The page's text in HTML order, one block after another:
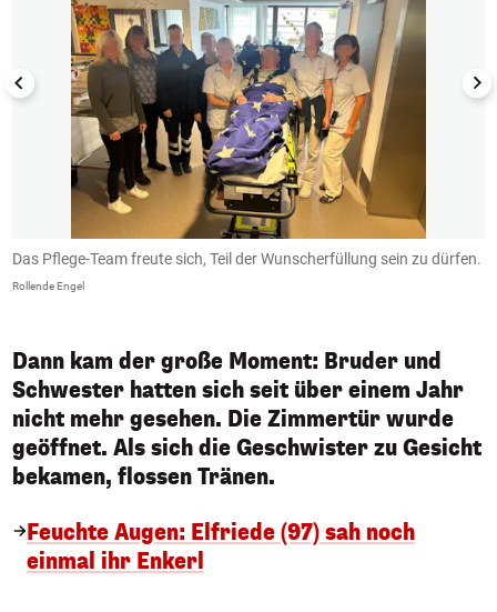
Das Pflege-Team freute sich, Teil der Wunscherfüllung sein zu dürfen.
Rollende Engel
Dann kam der große Moment: Bruder und
Schwester hatten sich seit über einem Jahr
nicht mehr gesehen. Die Zimmertür wurde
geöffnet. Als sich die Geschwister zu Gesicht
bekamen, flossen Tränen.
Feuchte Augen: Elfriede (97) sah noch
einmal ihr Enkerl